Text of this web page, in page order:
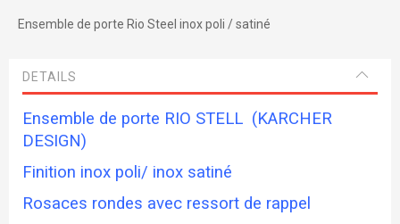
Ensemble de porte Rio Steel inox poli / satiné
DETAILS
Ensemble de porte RIO STELL (KARCHER
DESIGN)
Finition inox poli/ inox satiné
Rosaces rondes avec ressort de rappel